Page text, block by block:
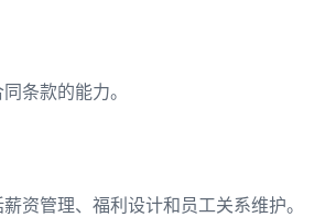
条款的能力。
资管理、福利设计和员工关系维护。